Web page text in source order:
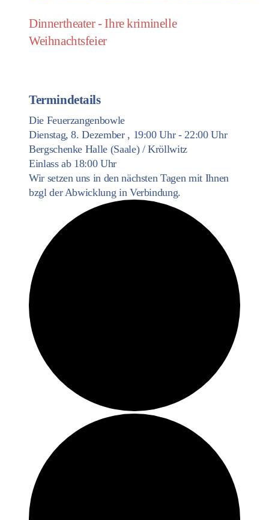
Dinnertheater - Ihre kriminelle
Weihnachtsfeier
Termindetails
Die Feuerzangenbowle
Dienstag, 8. Dezember , 19:00 Uhr - 22:00 Uhr
Bergschenke Halle (Saale) / Kröllwitz
Einlass ab 18:00 Uhr
Wir setzen uns in den nächsten Tagen mit Ihnen
bzgl der Abwicklung in Verbindung.